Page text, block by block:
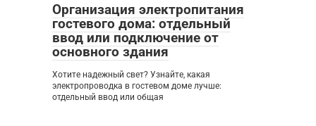
Организация электропитания
гостевого дома: отдельный
ввод или подключение от
основного здания
Хотите надежный свет? Узнайте, какая
электропроводка в гостевом доме лучше:
отдельный ввод или общая